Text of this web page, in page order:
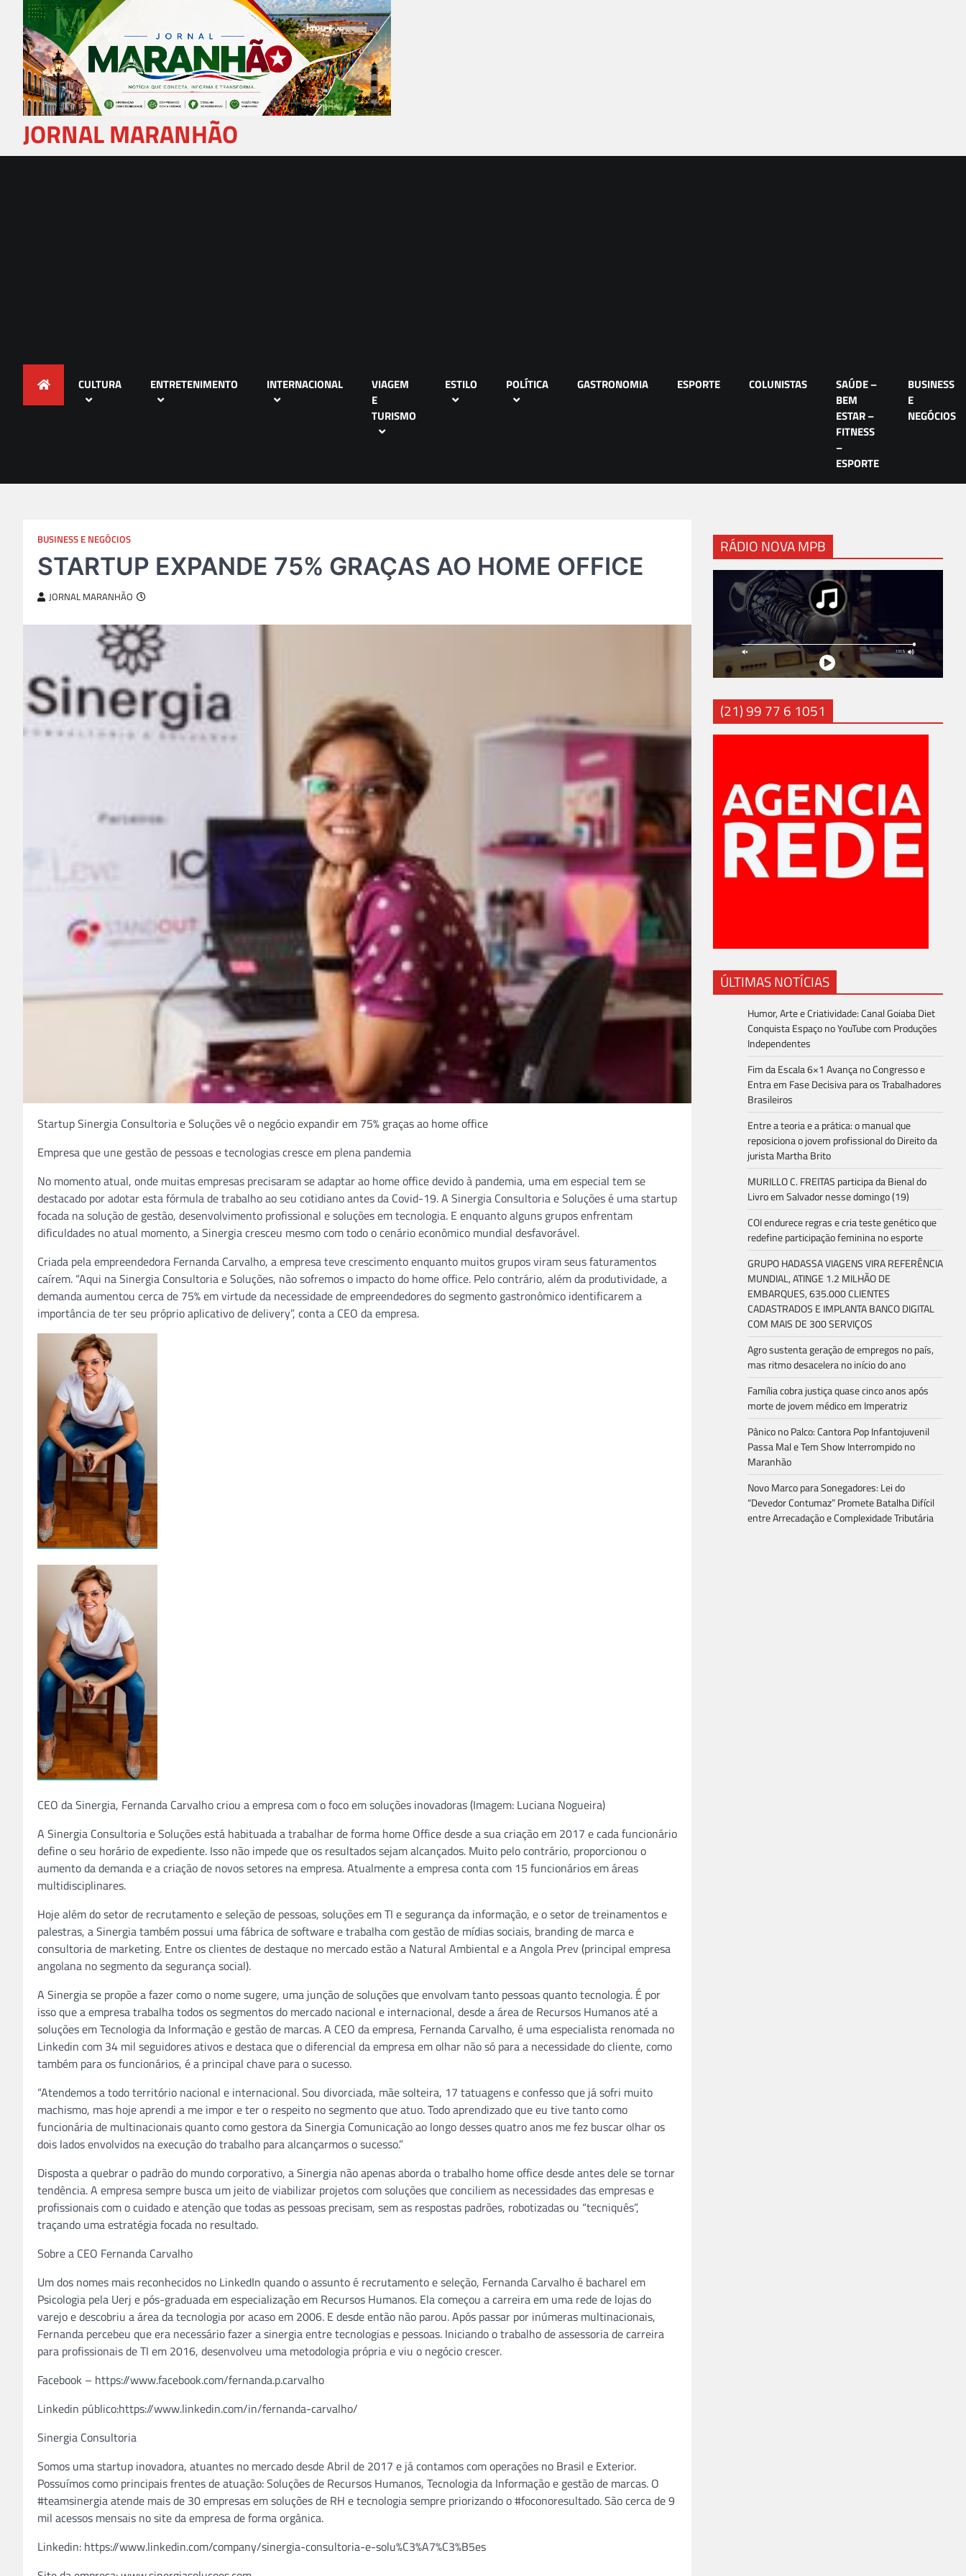
content
JORNAL MARANHÃO
CULTURA ENTRETENIMENTO INTERNACIONAL
VIAGEM
E
TURISMO
ESTILO POLÍTICA GASTRONOMIA ESPORTE COLUNISTAS
SAÚDE –
BEM
ESTAR –
FITNESS
–
ESPORTE
BUSINESS
E
NEGÓCIOS
BUSINESS E NEGÓCIOS
STARTUP EXPANDE 75% GRAÇAS AO HOME OFFICE
JORNAL MARANHÃO
Startup Sinergia Consultoria e Soluções vê o negócio expandir em 75% graças ao home office
Empresa que une gestão de pessoas e tecnologias cresce em plena pandemia
No momento atual, onde muitas empresas precisaram se adaptar ao home office devido à pandemia, uma em especial tem se
destacado por adotar esta fórmula de trabalho ao seu cotidiano antes da Covid-19. A Sinergia Consultoria e Soluções é uma startup
focada na solução de gestão, desenvolvimento profissional e soluções em tecnologia. E enquanto alguns grupos enfrentam
dificuldades no atual momento, a Sinergia cresceu mesmo com todo o cenário econômico mundial desfavorável.
Criada pela empreendedora Fernanda Carvalho, a empresa teve crescimento enquanto muitos grupos viram seus faturamentos
caírem. “Aqui na Sinergia Consultoria e Soluções, não sofremos o impacto do home office. Pelo contrário, além da produtividade, a
demanda aumentou cerca de 75% em virtude da necessidade de empreendedores do segmento gastronômico identificarem a
importância de ter seu próprio aplicativo de delivery”, conta a CEO da empresa.
CEO da Sinergia, Fernanda Carvalho criou a empresa com o foco em soluções inovadoras (Imagem: Luciana Nogueira)
A Sinergia Consultoria e Soluções está habituada a trabalhar de forma home Office desde a sua criação em 2017 e cada funcionário
define o seu horário de expediente. Isso não impede que os resultados sejam alcançados. Muito pelo contrário, proporcionou o
aumento da demanda e a criação de novos setores na empresa. Atualmente a empresa conta com 15 funcionários em áreas
multidisciplinares.
Hoje além do setor de recrutamento e seleção de pessoas, soluções em TI e segurança da informação, e o setor de treinamentos e
palestras, a Sinergia também possui uma fábrica de software e trabalha com gestão de mídias sociais, branding de marca e
consultoria de marketing. Entre os clientes de destaque no mercado estão a Natural Ambiental e a Angola Prev (principal empresa
angolana no segmento da segurança social).
A Sinergia se propõe a fazer como o nome sugere, uma junção de soluções que envolvam tanto pessoas quanto tecnologia. É por
isso que a empresa trabalha todos os segmentos do mercado nacional e internacional, desde a área de Recursos Humanos até a
soluções em Tecnologia da Informação e gestão de marcas. A CEO da empresa, Fernanda Carvalho, é uma especialista renomada no
Linkedin com 34 mil seguidores ativos e destaca que o diferencial da empresa em olhar não só para a necessidade do cliente, como
também para os funcionários, é a principal chave para o sucesso.
“Atendemos a todo território nacional e internacional. Sou divorciada, mãe solteira, 17 tatuagens e confesso que já sofri muito
machismo, mas hoje aprendi a me impor e ter o respeito no segmento que atuo. Todo aprendizado que eu tive tanto como
funcionária de multinacionais quanto como gestora da Sinergia Comunicação ao longo desses quatro anos me fez buscar olhar os
dois lados envolvidos na execução do trabalho para alcançarmos o sucesso.”
Disposta a quebrar o padrão do mundo corporativo, a Sinergia não apenas aborda o trabalho home office desde antes dele se tornar
tendência. A empresa sempre busca um jeito de viabilizar projetos com soluções que conciliem as necessidades das empresas e
profissionais com o cuidado e atenção que todas as pessoas precisam, sem as respostas padrões, robotizadas ou “tecniquês”,
traçando uma estratégia focada no resultado.
Sobre a CEO Fernanda Carvalho
Um dos nomes mais reconhecidos no LinkedIn quando o assunto é recrutamento e seleção, Fernanda Carvalho é bacharel em
Psicologia pela Uerj e pós-graduada em especialização em Recursos Humanos. Ela começou a carreira em uma rede de lojas do
varejo e descobriu a área da tecnologia por acaso em 2006. E desde então não parou. Após passar por inúmeras multinacionais,
Fernanda percebeu que era necessário fazer a sinergia entre tecnologias e pessoas. Iniciando o trabalho de assessoria de carreira
para profissionais de TI em 2016, desenvolveu uma metodologia própria e viu o negócio crescer.
Facebook – https://www.facebook.com/fernanda.p.carvalho
Linkedin público:https://www.linkedin.com/in/fernanda-carvalho/
Sinergia Consultoria
Somos uma startup inovadora, atuantes no mercado desde Abril de 2017 e já contamos com operações no Brasil e Exterior.
Possuímos como principais frentes de atuação: Soluções de Recursos Humanos, Tecnologia da Informação e gestão de marcas. O
#teamsinergia atende mais de 30 empresas em soluções de RH e tecnologia sempre priorizando o #foconoresultado. São cerca de 9
mil acessos mensais no site da empresa de forma orgânica.
Linkedin: https://www.linkedin.com/company/sinergia-consultoria-e-solu%C3%A7%C3%B5es
RÁDIO NOVA MPB
(21) 99 77 6 1051
ÚLTIMAS NOTÍCIAS
Humor, Arte e Criatividade: Canal Goiaba Diet
Conquista Espaço no YouTube com Produções
Independentes
Fim da Escala 6×1 Avança no Congresso e
Entra em Fase Decisiva para os Trabalhadores
Brasileiros
Entre a teoria e a prática: o manual que
reposiciona o jovem profissional do Direito da
jurista Martha Brito
MURILLO C. FREITAS participa da Bienal do
Livro em Salvador nesse domingo (19)
COI endurece regras e cria teste genético que
redefine participação feminina no esporte
GRUPO HADASSA VIAGENS VIRA REFERÊNCIA
MUNDIAL, ATINGE 1.2 MILHÃO DE
EMBARQUES, 635.000 CLIENTES
CADASTRADOS E IMPLANTA BANCO DIGITAL
COM MAIS DE 300 SERVIÇOS
Agro sustenta geração de empregos no país,
mas ritmo desacelera no início do ano
Família cobra justiça quase cinco anos após
morte de jovem médico em Imperatriz
Pânico no Palco: Cantora Pop Infantojuvenil
Passa Mal e Tem Show Interrompido no
Maranhão
Novo Marco para Sonegadores: Lei do
“Devedor Contumaz” Promete Batalha Difícil
entre Arrecadação e Complexidade Tributária